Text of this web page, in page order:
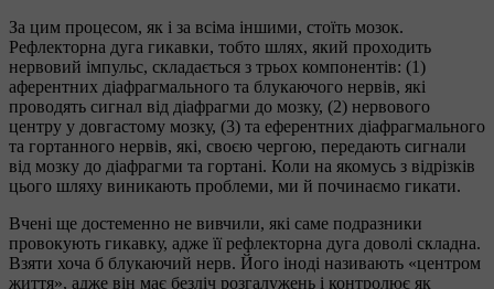
За цим процесом, як і за всіма іншими, стоїть мозок.
Рефлекторна дуга гикавки, тобто шлях, який проходить
нервовий імпульс, складається з трьох компонентів: (1)
аферентних діафрагмального та блукаючого нервів, які
проводять сигнал від діафрагми до мозку, (2) нервового
центру у довгастому мозку, (3) та еферентних діафрагмального
та гортанного нервів, які, своєю чергою, передають сигнали
від мозку до діафрагми та гортані. Коли на якомусь з відрізків
цього шляху виникають проблеми, ми й починаємо гикати.
Вчені ще достеменно не вивчили, які саме подразники
провокують гикавку, адже її рефлекторна дуга доволі складна.
Взяти хоча б блукаючий нерв. Його іноді називають «центром
життя», адже він має безліч розгалужень і контролює як